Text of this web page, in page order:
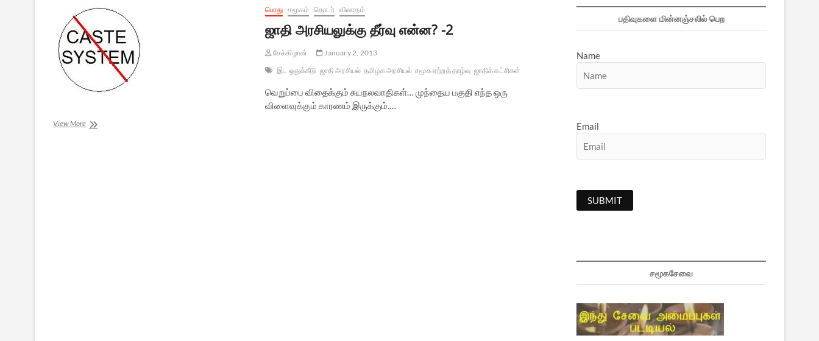
பொது சமூகம் தொடர் விவாதம்
ஜாதி அரசியலுக்கு தீர்வு என்ன? -2
சேக்கிழான்
January 2, 2013
இட ஒதுக்கீடு ஜாதி அரசியல் தமிழக அரசியல் சமூக ஏற்றத் தாழ்வு ஜாதிக் கட்சிகள்
வெறுப்பை விதைக்கும் சுயநலவாதிகள்… முந்தைய பகுதி எந்த ஒரு
விளைவுக்கும் காரணம் இருக்கும்.…
View Moreஜாதி
பதிவுகளை மின்னஞ்சலில் பெற
Name
Email
சமூகசேவை